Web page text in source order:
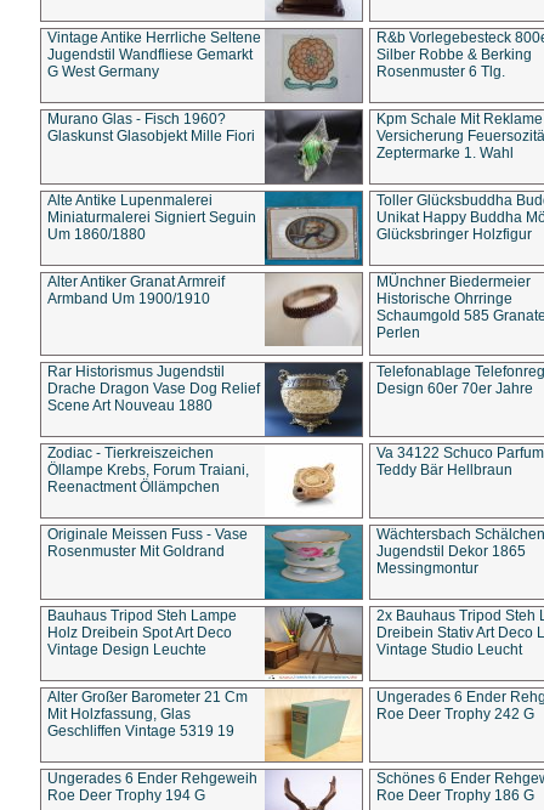
Vintage Antike Herrliche Seltene
Jugendstil Wandfliese Gemarkt
G West Germany
R&b Vorlegebesteck
Silber Robbe & Berking
Rosenmuster 6 Tlg.
Murano Glas - Fisch 1960?
Glaskunst Glasobjekt Mille Fiori
Kpm Schale Mit Reklame
Versicherung
Zeptermarke 1. Wahl
Alte Antike Lupenmalerei
Miniaturmalerei Signiert Seguin
Um 1860/1880
Toller Glücksbuddha
Unikat Happy Buddha
Glücksbringer Holzfigur
Alter Antiker Granat Armreif
Armband Um 1900/1910
MÜnchner Biedermeier
Historische Ohrringe
Schaumgold 585
Perlen
Rar Historismus Jugendstil
Drache Dragon Vase Dog Relief
Scene Art Nouveau 1880
Telefonablage
Design 60er 70er Jahre
Zodiac - Tierkreiszeichen
Öllampe Krebs, Forum Traiani,
Reenactment Öllämpchen
Va 34122 Schuco
Teddy Bär Hellbraun
Originale Meissen Fuss - Vase
Rosenmuster Mit Goldrand
Wächtersbach Schälchen
Jugendstil Dekor 1865
Messingmontur
Bauhaus Tripod Steh Lampe
Holz Dreibein Spot Art Deco
Vintage Design Leuchte
2x Bauhaus Tripod Steh
Dreibein Stativ Art Deco
Vintage Studio Leucht
Alter Großer Barometer 21 Cm
Mit Holzfassung, Glas
Geschliffen Vintage 5319 19
Ungerades 6 Ender
Roe Deer Trophy 242 G
Ungerades 6 Ender Rehgeweih
Roe Deer Trophy 194 G
Schönes 6 Ender
Roe Deer Trophy 186 G